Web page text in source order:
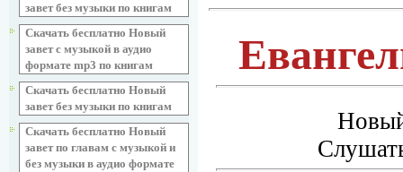
завет без музыки по книгам
Скачать бесплатно Новый
завет с музыкой в аудио
формате mp3 по книгам
Скачать бесплатно Новый
завет без музыки по книгам
Скачать бесплатно Новый
завет по главам с музыкой и
без музыки в аудио формате